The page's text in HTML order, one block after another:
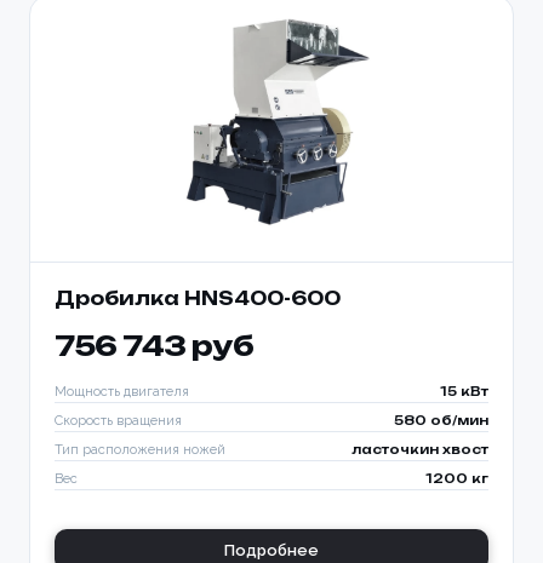
Дробилка HNS400-600
756 743 руб
Мощность двигателя 15 кВт
Скорость вращения 580 об/мин
Тип расположения ножей ласточкин хвост
Вес 1200 кг
Подробнее